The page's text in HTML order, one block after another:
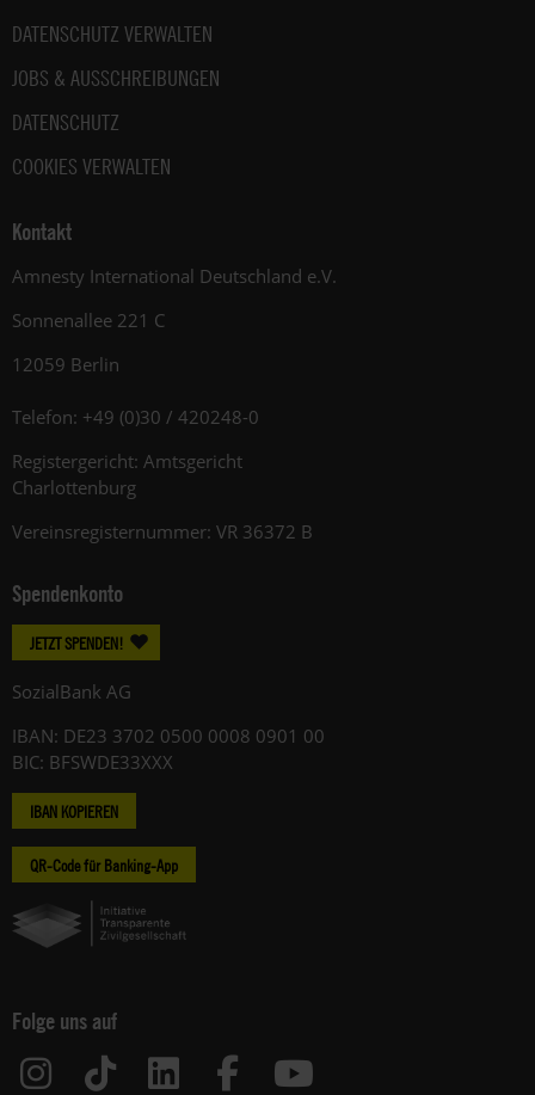
DATENSCHUTZ VERWALTEN
JOBS & AUSSCHREIBUNGEN
DATENSCHUTZ
COOKIES VERWALTEN
Kontakt
Amnesty International Deutschland e.V.
Sonnenallee 221 C
12059 Berlin
Telefon: +49 (0)30 / 420248-0
Registergericht: Amtsgericht
Charlottenburg
Vereinsregisternummer: VR 36372 B
Spendenkonto
JETZT SPENDEN!
SozialBank AG
IBAN: DE23 3702 0500 0008 0901 00
BIC: BFSWDE33XXX
IBAN KOPIEREN
QR-Code für Banking-App
Folge uns auf